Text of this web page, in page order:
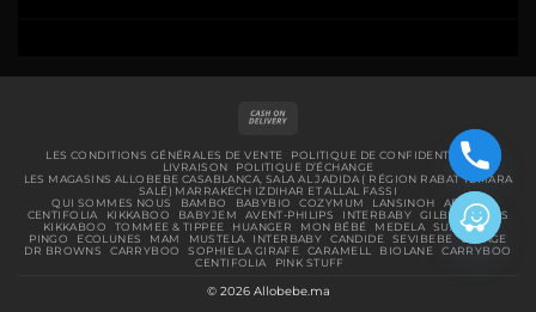
Delivery
LES CONDITIONS GÉNÉRALES DE VENTE
POLITIQUE DE CONFIDENTIALITÉ
LIVRAISON
POLITIQUE D’ÉCHANGE
LES MAGASINS ALLOBEBE CASABLANCA, SALA AL JADIDA ( RÉGION RABAT TEMARA
SALÉ) MARRAKECH IZDIHAR ET ALLAL FASSI
QUI SOMMES NOUS
BAMBO BABYBIO COZYMUM LANSINOH
ABENA
CENTIFOLIA
KIKKABOO BABYJEM AVENT-PHILIPS INTERBABY GILBERT
BIBS
KIKKABOO
TOMMEE & TIPPEE HUANGER MON BÉBÉ MEDELA
SUAVINEX
PINGO
ECOLUNES MAM MUSTELA INTERBABY CANDIDE SEVIBEBE
URIAGE
DR BROWNS
CARRYBOO SOPHIE LA GIRAFE CARAMELL BIOLANE
CARRYBOO
CENTIFOLIA
PINK STUFF
© 2026 Allobebe.ma